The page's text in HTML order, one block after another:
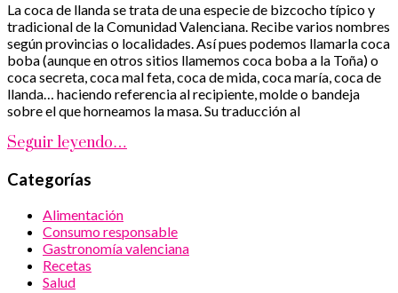
La coca de llanda se trata de una especie de bizcocho típico y
tradicional de la Comunidad Valenciana. Recibe varios nombres
según provincias o localidades. Así pues podemos llamarla coca
boba (aunque en otros sitios llamemos coca boba a la Toña) o
coca secreta, coca mal feta, coca de mida, coca maría, coca de
llanda… haciendo referencia al recipiente, molde o bandeja
sobre el que horneamos la masa. Su traducción al
Seguir leyendo…
Categorías
Alimentación
Consumo responsable
Gastronomía valenciana
Recetas
Salud